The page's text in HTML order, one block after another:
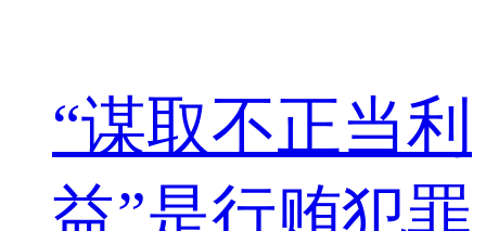
“谋取不正当利
益”是行贿犯罪